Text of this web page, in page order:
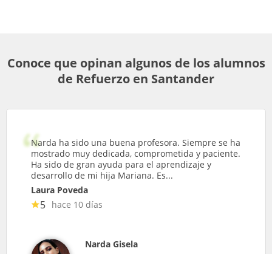
Conoce que opinan algunos de los alumnos
de Refuerzo en Santander
Narda ha sido una buena profesora. Siempre se ha
mostrado muy dedicada, comprometida y paciente.
Ha sido de gran ayuda para el aprendizaje y
desarrollo de mi hija Mariana. Es...
Laura Poveda
5 hace 10 días
Narda Gisela